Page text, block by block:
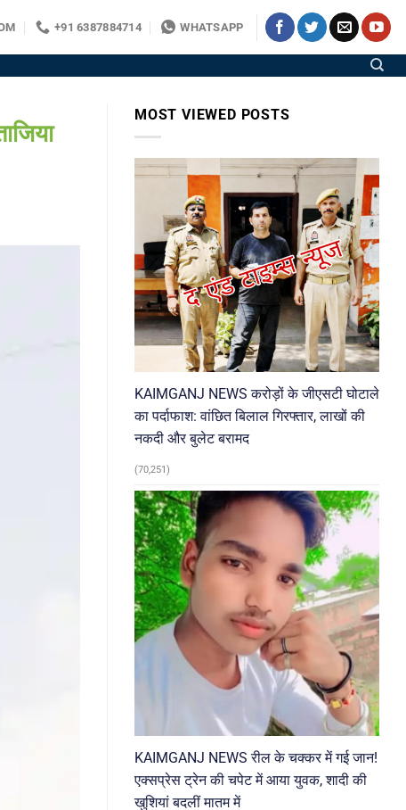
+91 6387884714 WHATSAPP
MOST VIEWED POSTS
KAIMGANJ NEWS करोड़ों के जीएसटी घोटाले
का पर्दाफाश: वांछित बिलाल गिरफ्तार, लाखों की
नकदी और बुलेट बरामद
(70,251)
KAIMGANJ NEWS रील के चक्कर में गई जान!
एक्सप्रेस ट्रेन की चपेट में आया युवक, शादी की
खुशियां बदलीं मातम में